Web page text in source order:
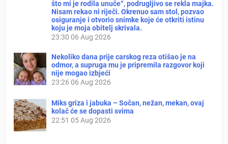
što mi je rodila unuče“, podrugljivo se rekla majka.
Nisam rekao ni riječi. Okrenuo sam stol, pozvao
osiguranje i otvorio snimke koje će otkriti istinu
koju je moja obitelj skrivala.
23:30 06 Aug 2026
Nekoliko dana prije carskog reza otišao je na
odmor, a supruga mu je pripremila razgovor koji
nije mogao izbjeći
23:26 06 Aug 2026
Miks griza i jabuka – Sočan, nežan, mekan, ovaj
kolač će se dopasti svima
22:51 05 Aug 2026